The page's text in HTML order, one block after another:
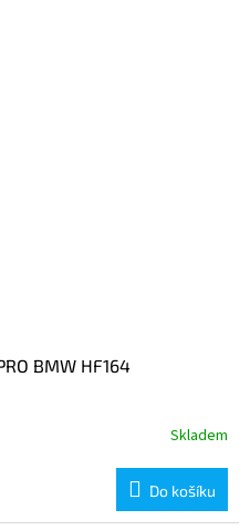
BMW HF164
Skladem
Do košíku